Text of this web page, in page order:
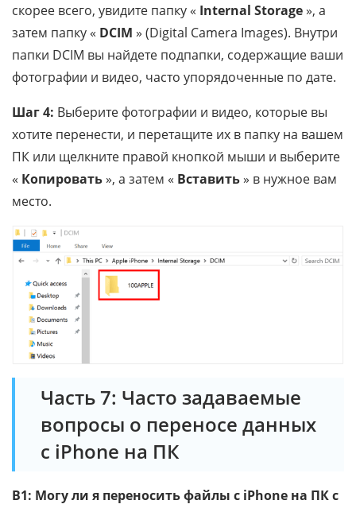
скорее всего, увидите папку « Internal Storage», а
затем папку « DCIM » (Digital Camera Images). Внутри
папки DCIM вы найдете подпапки, содержащие ваши
фотографии и видео, часто упорядоченные по дате.
Шаг 4: Выберите фотографии и видео, которые вы
хотите перенести, и перетащите их в папку на вашем
ПК или щелкните правой кнопкой мыши и выберите
« Копировать», а затем « Вставить» в нужное вам
место.
Часть 7: Часто задаваемые
вопросы о переносе данных
с iPhone на ПК
В1: Могу ли я переносить файлы с iPhone на ПК с